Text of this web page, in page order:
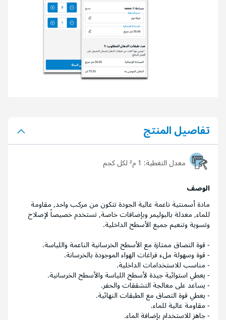
تفاصيل المنتج
معدل التغطية:
الوصف
مادة أسمنتية ناعمة عالية الجودة تتكون من مركب واحد, مقاومة
للماء, معدلة بالبوليمر وبإضافات خاصة, تستخدم خصيصاً لإصلاح
وتسوية وتنعيم جميع الأسطح الداخلية.
- قوة التصاق ممتازة مع الأسطح الخرسانية الناعمة واللياسة.
- قوة وسهولة ملء فراغات الهواء الموجودة بالخرسانة.
- مناسب للاستخدامات الداخلية.
- يعطي استوائية جيدة لأسطح اللياسة والأسطح الخرسانية.
- يساعد على معالجة التشققات والحفر.
- يعطي قوة التصاق مع الطبقات النهائية.
- مقاومة عالية للماء.
- جاهز للاستخدام بإضافة الماء.